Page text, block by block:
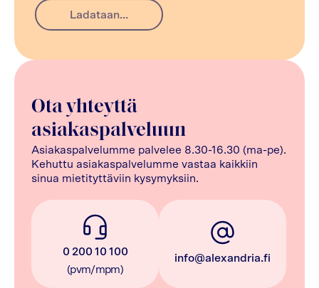
Ota yhteyttä
asiakaspalveluun
Asiakaspalvelumme palvelee 8.30-16.30 (ma-pe).
Kehuttu asiakaspalvelumme vastaa kaikkiin
sinua mietityttäviin kysymyksiin.
0 200 10 100
(pvm/mpm)
info@alexandria.fi
Ladataan...